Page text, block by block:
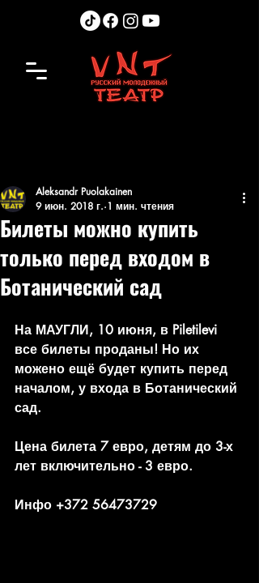
Билеты можно купить
только перед входом в
Ботанический сад
Aleksandr Puolakainen
9 июн. 2018 г. 1 мин. чтения
На МАУГЛИ, 10 июня, в Piletilevi
все билеты проданы! Но их
можено ещё будет купить перед
началом, у входа в Ботанический
сад.
Цена билета 7 евро, детям до 3-х
лет включительно - 3 евро.
Инфо +372 56473729